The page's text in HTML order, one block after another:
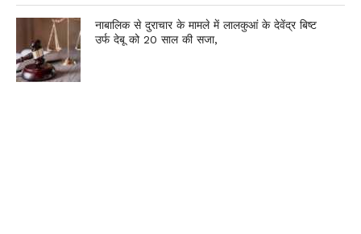
नाबालिक से दुराचार के मामले में लालकुआं के देवेंद्र बिष्ट
उर्फ देबू को 20 साल की सजा,